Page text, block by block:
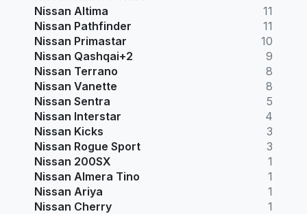
Nissan Altima
11
Nissan Pathfinder
11
Nissan Primastar
10
Nissan Qashqai+2
9
Nissan Terrano
8
Nissan Vanette
8
Nissan Sentra
5
Nissan Interstar
4
Nissan Kicks
3
Nissan Rogue Sport
3
Nissan 200SX
1
Nissan Almera Tino
1
Nissan Ariya
1
Nissan Cherry
1